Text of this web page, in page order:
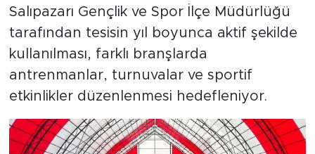
Salıpazarı Gençlik ve Spor İlçe Müdürlüğü
tarafından tesisin yıl boyunca aktif şekilde
kullanılması, farklı branşlarda
antrenmanlar, turnuvalar ve sportif
etkinlikler düzenlenmesi hedefleniyor.